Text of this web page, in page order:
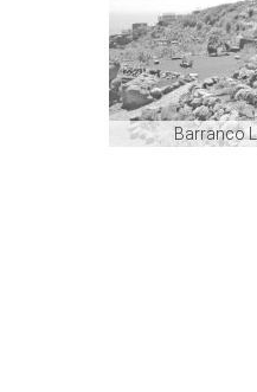
Barranco